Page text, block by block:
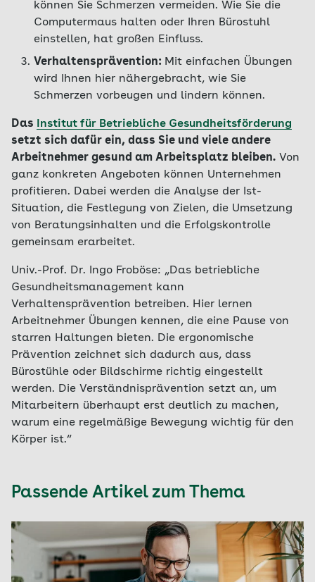
können Sie Schmerzen vermeiden. Wie Sie die
Computermaus halten oder Ihren Bürostuhl
einstellen, hat großen Einfluss.
Verhaltensprävention: Mit einfachen Übungen
wird Ihnen hier nähergebracht, wie Sie
Schmerzen vorbeugen und lindern können.
Das
Institut für Betriebliche Gesundheitsförderung
setzt sich dafür ein, dass Sie und viele andere
Arbeitnehmer gesund am Arbeitsplatz bleiben. Von
ganz konkreten Angeboten können Unternehmen
profitieren. Dabei werden die Analyse der Ist-
Situation, die Festlegung von Zielen, die Umsetzung
von Beratungsinhalten und die Erfolgskontrolle
gemeinsam erarbeitet.
Univ.-Prof. Dr. Ingo Froböse: „Das betriebliche
Gesundheitsmanagement kann
Verhaltensprävention betreiben. Hier lernen
Arbeitnehmer Übungen kennen, die eine Pause von
starren Haltungen bieten. Die ergonomische
Prävention zeichnet sich dadurch aus, dass
Bürostühle oder Bildschirme richtig eingestellt
werden. Die Verständnisprävention setzt an, um
Mitarbeitern überhaupt erst deutlich zu machen,
warum eine regelmäßige Bewegung wichtig für den
Körper ist.“
Passende Artikel zum Thema